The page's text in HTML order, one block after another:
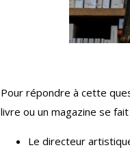
Pour répondre à cette
livre ou un magazine se
Le directeur